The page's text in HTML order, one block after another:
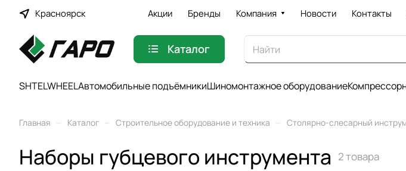
Красноярск Акции Бренды Компания Новости Контакты
Каталог
SHTELWHEELАвтомобильные подъёмникиШиномонтажное оборудование
Главная – Каталог – Строительное оборудование и техника – Столярно-слесарный
Наборы губцевого инструмента 2 товара